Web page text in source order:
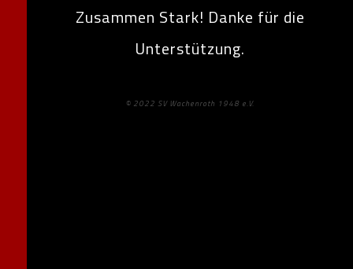
Zusammen Stark! Danke für die
Unterstützung.
© 2022 SV Wachenroth 1948 e.V.